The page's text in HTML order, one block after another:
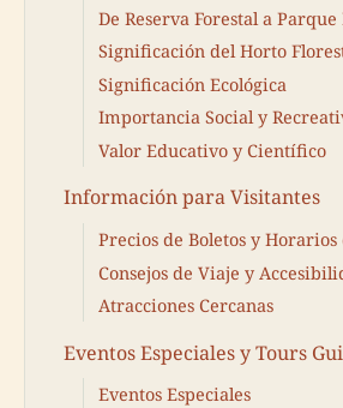
De Reserva Forestal a Parque
Significación del Horto
Significación Ecológica
Importancia Social y
Valor Educativo y Científico
Información para Visitantes
Precios de Boletos y
Consejos de Viaje y
Atracciones Cercanas
Eventos Especiales y Tours
Eventos Especiales